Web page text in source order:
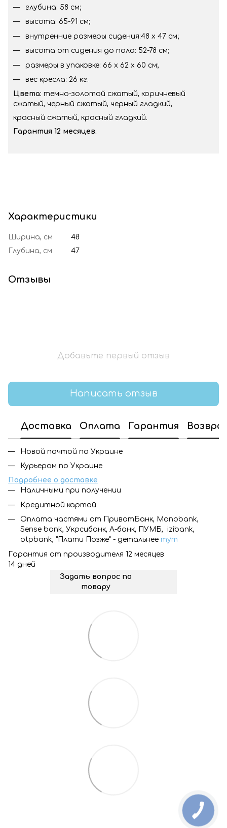
глубина: 58 см;
высота: 65-91 см;
внутренние размеры сидения:48 х 47 см;
высота от сидения до пола: 52-78 см;
размеры в упаковке: 66 х 62 х 60 cм;
вес кресла: 26 кг.
Цвета: темно-золотой сжатый, коричневый
сжатый, черный сжатый, черный гладкий,
красный сжатый, красный гладкий.
Гарантия 12 месяцев.
Характеристики
Ширина, см
48
Глубина, см
47
Отзывы
Добавьте первый отзыв
Написать отзыв
Доставка Оплата Гарантия
Новой почтой по Украине
Курьером по Украине
Подробнее о доставке
Наличными при получении
Кредитной картой
Оплата частями от ПриватБанк, Monobank,
Sense bank, Укрсибанк, А-банк, ПУМБ, izibank,
otpbank, "Плати Позже" - детальнее тут
Гарантия от производителя 12 месяцев
14 дней
Задать вопрос по
товару